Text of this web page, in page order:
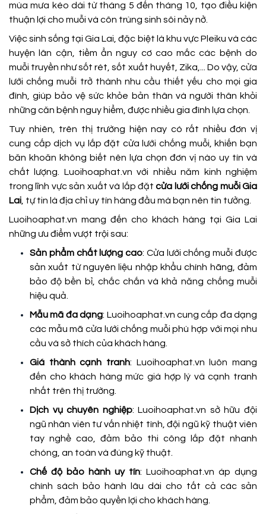
mùa mưa kéo dài từ tháng 5 đến tháng 10, tạo điều kiện
thuận lợi cho muỗi và côn trùng sinh sôi nảy nở.
Việc sinh sống tại Gia Lai, đặc biệt là khu vực Pleiku và các
huyện lân cận, tiềm ẩn nguy cơ cao mắc các bệnh do
muỗi truyền như sốt rét, sốt xuất huyết, Zika,... Do vậy, cửa
lưới chống muỗi trở thành nhu cầu thiết yếu cho mọi gia
đình, giúp bảo vệ sức khỏe bản thân và người thân khỏi
những căn bệnh nguy hiểm, được nhiều gia đình lựa chọn.
Tuy nhiên, trên thị trường hiện nay có rất nhiều đơn vị
cung cấp dịch vụ lắp đặt cửa lưới chống muỗi, khiến bạn
băn khoăn không biết nên lựa chọn đơn vị nào uy tín và
chất lượng. Luoihoaphat.vn với nhiều năm kinh nghiệm
trong lĩnh vực sản xuất và lắp đặtcửa lưới chống muỗi Gia
Lai, tự tin là địa chỉ uy tín hàng đầu mà bạn nên tin tưởng.
Luoihoaphat.vn mang đến cho khách hàng tại Gia Lai
những ưu điểm vượt trội sau:
Sản phẩm chất lượng cao: Cửa lưới chống muỗi được
sản xuất từ nguyên liệu nhập khẩu chính hãng, đảm
bảo độ bền bỉ, chắc chắn và khả năng chống muỗi
hiệu quả.
Mẫu mã đa dạng: Luoihoaphat.vn cung cấp đa dạng
các mẫu mã cửa lưới chống muỗi phù hợp với mọi nhu
cầu và sở thích của khách hàng.
Giá thành cạnh tranh: Luoihoaphat.vn luôn mang
đến cho khách hàng mức giá hợp lý và cạnh tranh
nhất trên thị trường.
Dịch vụ chuyên nghiệp: Luoihoaphat.vn sở hữu đội
ngũ nhân viên tư vấn nhiệt tình, đội ngũ kỹ thuật viên
tay nghề cao, đảm bảo thi công lắp đặt nhanh
chóng, an toàn và đúng kỹ thuật.
Chế độ bảo hành uy tín: Luoihoaphat.vn áp dụng
chính sách bảo hành lâu dài cho tất cả các sản
phẩm, đảm bảo quyền lợi cho khách hàng.